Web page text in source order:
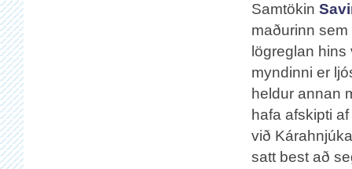
Samtökin
maðurinn
lögreglan
myndinni er
heldur annan
hafa afskipti
við
satt best að